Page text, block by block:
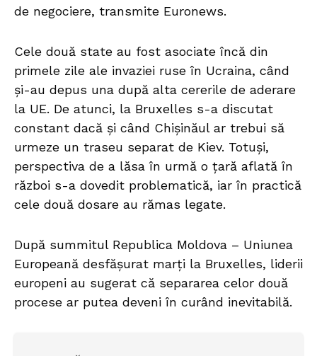
de negociere, transmite Euronews.
Cele două state au fost asociate încă din
primele zile ale invaziei ruse în Ucraina, când
și-au depus una după alta cererile de aderare
la UE. De atunci, la Bruxelles s-a discutat
constant dacă și când Chișinăul ar trebui să
urmeze un traseu separat de Kiev. Totuși,
perspectiva de a lăsa în urmă o țară aflată în
război s-a dovedit problematică, iar în practică
cele două dosare au rămas legate.
După summitul Republica Moldova – Uniunea
Europeană desfășurat marți la Bruxelles, liderii
europeni au sugerat că separarea celor două
procese ar putea deveni în curând inevitabilă.